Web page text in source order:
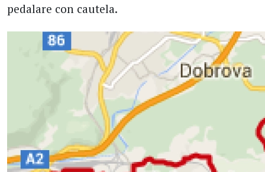
pedalare con cautela.